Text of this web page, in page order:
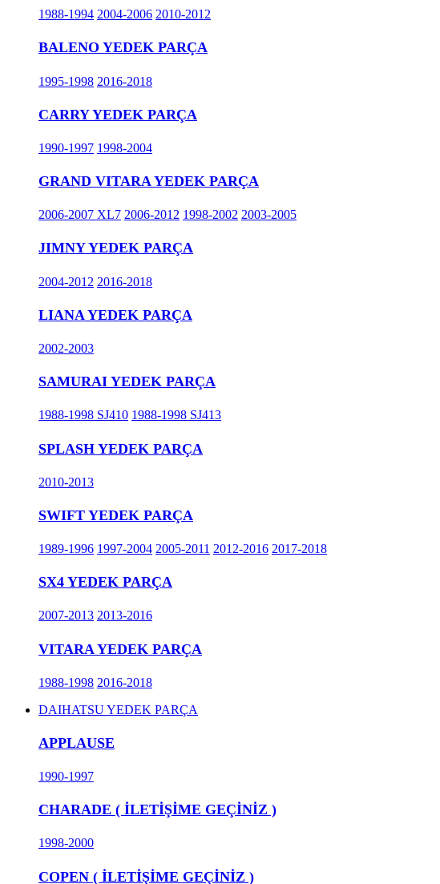
1988-1994 2004-2006 2010-2012
BALENO YEDEK PARÇA
1995-1998 2016-2018
CARRY YEDEK PARÇA
1990-1997 1998-2004
GRAND VITARA YEDEK PARÇA
2006-2007 XL7 2006-2012 1998-2002 2003-2005
JIMNY YEDEK PARÇA
2004-2012 2016-2018
LIANA YEDEK PARÇA
2002-2003
SAMURAI YEDEK PARÇA
1988-1998 SJ410 1988-1998 SJ413
SPLASH YEDEK PARÇA
2010-2013
SWIFT YEDEK PARÇA
1989-1996 1997-2004 2005-2011 2012-2016 2017-2018
SX4 YEDEK PARÇA
2007-2013 2013-2016
VITARA YEDEK PARÇA
1988-1998 2016-2018
DAIHATSU YEDEK PARÇA
APPLAUSE
1990-1997
CHARADE ( İLETİŞİME GEÇİNİZ )
1998-2000
COPEN ( İLETİŞİME GEÇİNİZ )